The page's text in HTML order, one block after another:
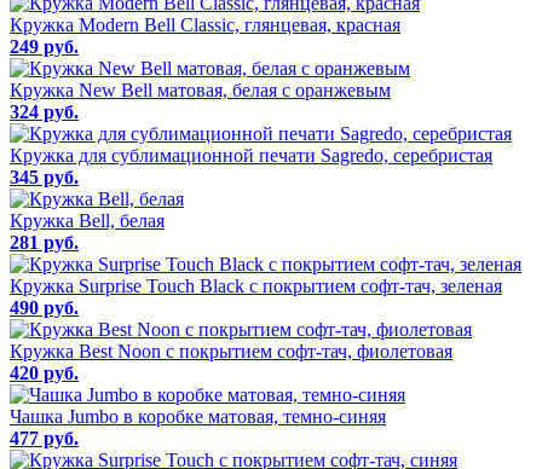
Кружка Modern Bell Classic, глянцевая, красная
249 руб.
Кружка New Bell матовая, белая с оранжевым
324 руб.
Кружка для сублимационной печати Sagredo, серебристая
345 руб.
Кружка Bell, белая
281 руб.
Кружка Surprise Touch Black c покрытием софт-тач, зеленая
490 руб.
Кружка Best Noon c покрытием софт-тач, фиолетовая
420 руб.
Чашка Jumbo в коробке матовая, темно-синяя
477 руб.